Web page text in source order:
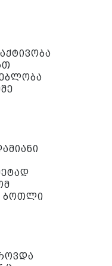
ბოთლი